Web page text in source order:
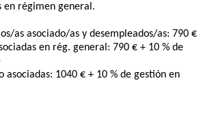
en régimen general.
as asociado/as y desempleados/as: 790 €
en rég. general: 790 € + 10 % de
asociadas: 1040 € + 10 % de gestión en